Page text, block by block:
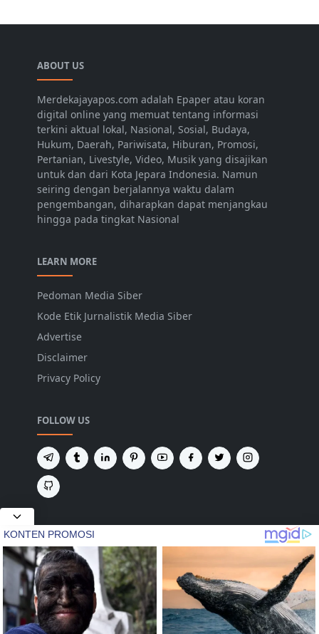
ABOUT US
Merdekajayapos.com adalah Epaper atau koran
digital online yang memuat tentang informasi
terkini aktual lokal, Nasional, Sosial, Budaya,
Hukum, Daerah, Pariwisata, Hiburan, Promosi,
Pertanian, Livestyle, Video, Musik yang disajikan
untuk dan dari Kota Jepara Indonesia. Namun
seiring dengan berjalannya waktu dalam
pengembangan, diharapkan dapat menjangkau
hingga pada tingkat Nasional
LEARN MORE
Pedoman Media Siber
Kode Etik Jurnalistik Media Siber
Advertise
Disclaimer
Privacy Policy
FOLLOW US
NEWSLETTER
Tetap terhubung untuk mendapatkan berita
terbaru dan pembaruan penting dari kami.